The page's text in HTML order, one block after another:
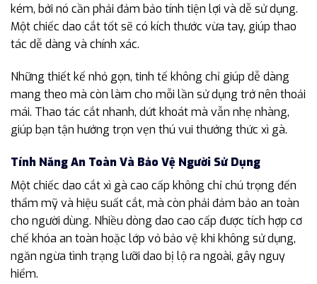
kém, bởi nó cần phải đảm bảo tính tiện lợi và dễ sử dụng.
Một chiếc dao cắt tốt sẽ có kích thước vừa tay, giúp thao
tác dễ dàng và chính xác.
Những thiết kế nhỏ gọn, tinh tế không chỉ giúp dễ dàng
mang theo mà còn làm cho mỗi lần sử dụng trở nên thoải
mái. Thao tác cắt nhanh, dứt khoát mà vẫn nhẹ nhàng,
giúp bạn tận hưởng trọn vẹn thú vui thưởng thức xì gà.
Tính Năng An Toàn Và Bảo Vệ Người Sử Dụng
Một chiếc dao cắt xì gà cao cấp không chỉ chú trọng đến
thẩm mỹ và hiệu suất cắt, mà còn phải đảm bảo an toàn
cho người dùng. Nhiều dòng dao cao cấp được tích hợp cơ
chế khóa an toàn hoặc lớp vỏ bảo vệ khi không sử dụng,
ngăn ngừa tình trạng lưỡi dao bị lộ ra ngoài, gây nguy
hiểm.